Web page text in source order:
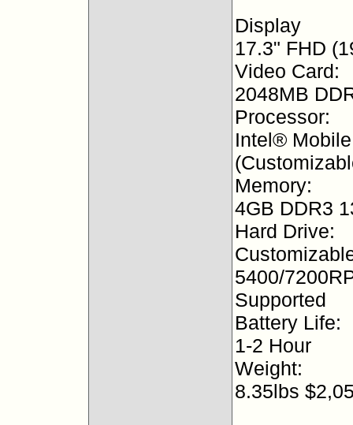
Display
17.3" FHD
Video Card:
2048MB
Processor:
Intel®
Memory:
4GB DDR3
Hard Drive:
5400/
Supported
Battery Life:
1-2 Hour
Weight:
8.35lbs